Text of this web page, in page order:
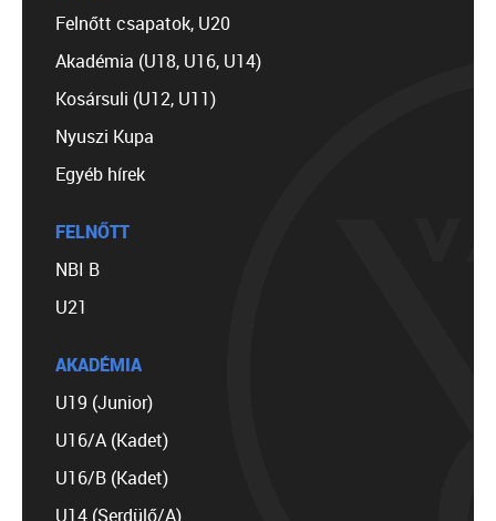
Felnőtt csapatok, U20
Akadémia (U18, U16, U14)
Kosársuli (U12, U11)
Nyuszi Kupa
Egyéb hírek
FELNŐTT
NBI B
U21
AKADÉMIA
U19 (Junior)
U16/A (Kadet)
U16/B (Kadet)
U14 (Serdülő/A)